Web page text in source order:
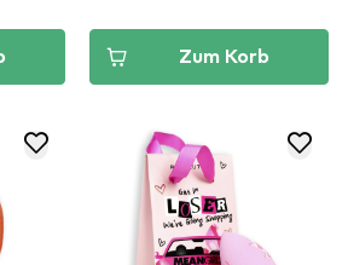
Zum Korb